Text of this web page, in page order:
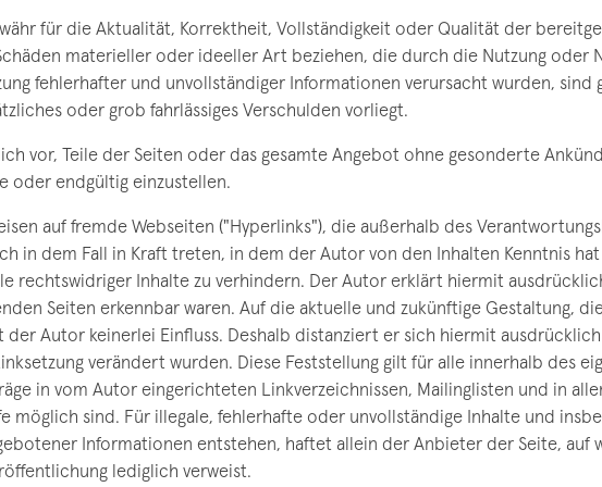
für die Aktualität, Korrektheit, Vollständigkeit oder Qualität der
materieller oder ideeller Art beziehen, die durch die Nutzung oder
fehlerhafter und unvollständiger Informationen verursacht wurden, sind
oder grob fahrlässiges Verschulden vorliegt.
vor, Teile der Seiten oder das gesamte Angebot ohne gesonderte
oder endgültig einzustellen.
auf fremde Webseiten ("Hyperlinks"), die außerhalb des
in dem Fall in Kraft treten, in dem der Autor von den Inhalten Kenntnis
rechtswidriger Inhalte zu verhindern. Der Autor erklärt hiermit
Seiten erkennbar waren. Auf die aktuelle und zukünftige Gestaltung,
Autor keinerlei Einfluss. Deshalb distanziert er sich hiermit
verändert wurden. Diese Feststellung gilt für alle innerhalb des
in vom Autor eingerichteten Linkverzeichnissen, Mailinglisten und in
möglich sind. Für illegale, fehlerhafte oder unvollständige Inhalte und
Informationen entstehen, haftet allein der Anbieter der Seite, auf
lediglich verweist.